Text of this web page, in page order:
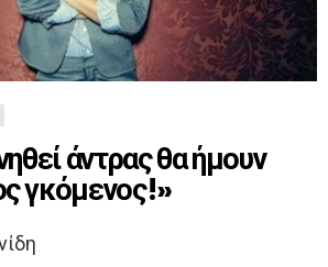
άντρας θα ήμουν
γκόμενος!»